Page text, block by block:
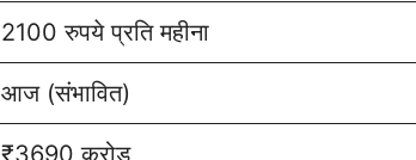
2100 रुपये प्रति महीना
आज (संभावित)
₹3690 करोड़